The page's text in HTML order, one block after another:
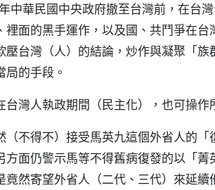
中華民國中央政府撤至台灣前，在台
裡面的黑手運作，以及國、共鬥爭在
壓台灣（人）的結論，炒作與凝聚「
的手段。
台灣人執政期間（民主化），也可操作
（不得不）接受馬英九這個外省人的
方面仍警示馬等不得舊病復發的以「
竟然寄望外省人（二代、三代）來延